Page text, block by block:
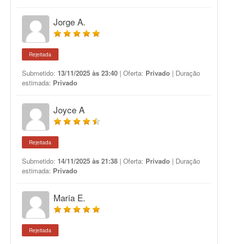
Jorge A.
Rejeitada
Submetido: 13/11/2025 às 23:40 | Oferta: Privado | Duração
estimada: Privado
Joyce A
Rejeitada
Submetido: 14/11/2025 às 21:38 | Oferta: Privado | Duração
estimada: Privado
Maria E.
Rejeitada